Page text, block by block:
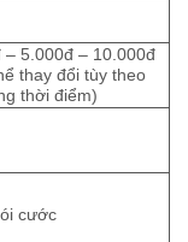
– 5.000đ – 10.000đ
thay đổi tùy theo
thời điểm)
cước